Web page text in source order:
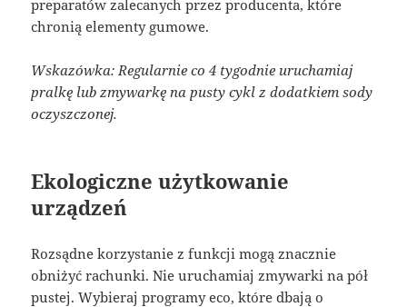
preparatów zalecanych przez producenta, które
chronią elementy gumowe.
Wskazówka: Regularnie co 4 tygodnie uruchamiaj
pralkę lub zmywarkę na pusty cykl z dodatkiem sody
oczyszczonej.
Ekologiczne użytkowanie
urządzeń
Rozsądne korzystanie z funkcji mogą znacznie
obniżyć rachunki. Nie uruchamiaj zmywarki na pół
pustej. Wybieraj programy eco, które dbają o